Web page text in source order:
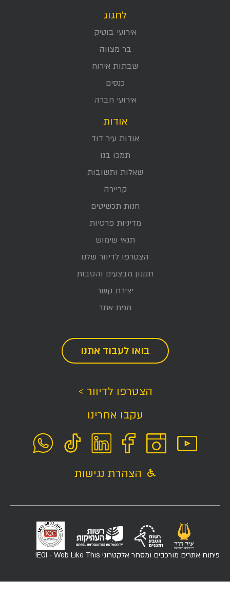
לחגוג
אירועי בוטיק
בר מצווה
שבתות אירוח
כנסים
אירועי חברה
אודות
אודות עיר דוד
תמכו בנו
שאלות ותשובות
קריירה
חנות תכשיטים
מדיניות פרטיות
תנאי שימוש
הצטרפו לדיוור שלנו
תקנון מבצעים והטבות
יצירת קשר
מפת אתר
בואו לעבוד אתנו
הצטרפו לדיוור >
עקבו אחרינו
הצהרת נגישות
פיתוח אתרים מורכבים ומסחר אלקטרוני EOI - Web Like This!